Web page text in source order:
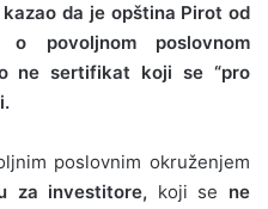
da je opština Pirot od
povoljnom poslovnom
ne sertifikat koji se “pro
poslovnim okruženjem
za investitore, koji se ne